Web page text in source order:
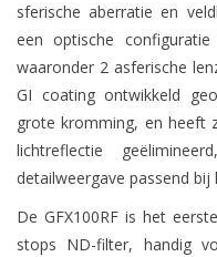
sferische aberratie en
een optische
waaronder 2 asferische
GI coating ontwikkeld
grote kromming, en heeft
lichtreflectie
detailweergave passend bij
De GFX100RF is het
stops ND-filter, handig